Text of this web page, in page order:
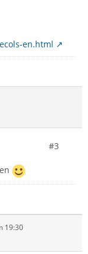
en.html
#3
19:30